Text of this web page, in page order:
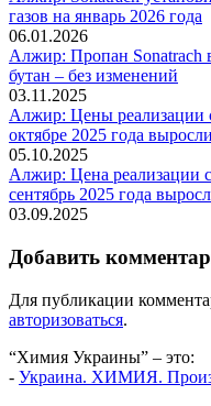
газов на январь 2026 года
06.01.2026
Алжир: Пропан Sonatrach
бутан – без изменений
03.11.2025
Алжир: Цены реализации
октябре 2025 года
05.10.2025
Алжир: Цена реализации
сентябрь 2025 года
03.09.2025
Добавить
Для публикации
авторизоваться.
“Химия Украины” – это:
- Украина. ХИМИЯ.